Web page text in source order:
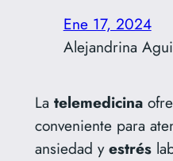
Ene 17, 2024
Alejandrina
La telemedicina
conveniente para
ansiedad yestrés